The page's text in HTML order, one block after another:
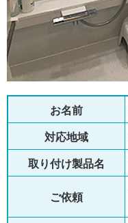
お名前
対応地域
取り付け製品名
ご依頼